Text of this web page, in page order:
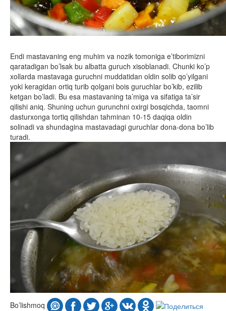
Endi mastavaning eng muhim va nozik tomoniga e’tiborimizni
qaratadigan bo’lsak bu albatta guruch xisoblanadi. Chunki ko’p
xollarda mastavaga guruchni muddatidan oldin solib qo’yilgani
yoki keragidan ortiq turib qolgani bois guruchlar bo’kib, ezilib
ketgan bo’ladi. Bu esa mastavaning ta’miga va sifatiga ta’sir
qilishi aniq. Shuning uchun gurunchni oxirgi bosqichda, taomni
dasturxonga tortiq qilishdan tahminan 10-15 daqiqa oldin
solinadi va shundagina mastavadagi guruchlar dona-dona bo’lib
turadi.
Bo’lishmoq